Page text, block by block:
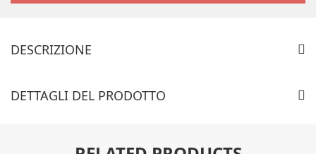
DESCRIZIONE
6126) Ferri aghi da maglia per aguglieria aghi per lana E.Effe
DETTAGLI DEL PRODOTTO